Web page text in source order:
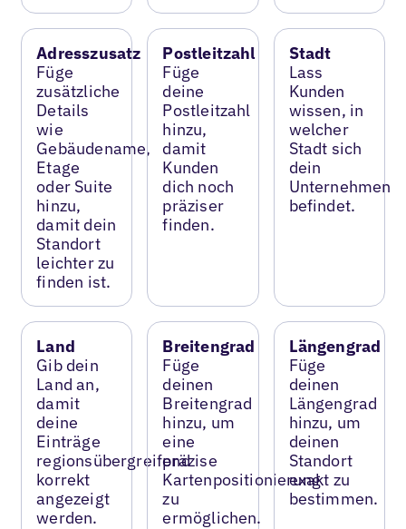
Adresszusatz
Füge
zusätzliche
Details
wie
Gebäudename,
Etage
oder Suite
hinzu,
damit dein
Standort
leichter zu
finden ist.
Postleitzahl
Füge
deine
Postleitzahl
hinzu,
damit
Kunden
dich noch
präziser
finden.
Stadt
Lass
Kunden
wissen, in
welcher
Stadt sich
dein
Unternehmen
befindet.
Land
Gib dein
Land an,
damit
deine
Einträge
regionsübergreifend
korrekt
angezeigt
werden.
Breitengrad
Füge
deinen
Breitengrad
hinzu, um
eine
präzise
Kartenpositionierung
zu
ermöglichen.
Längengrad
Füge
deinen
Längengrad
hinzu, um
deinen
Standort
exakt zu
bestimmen.